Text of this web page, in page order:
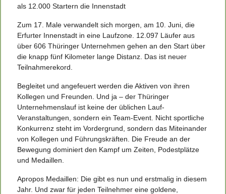
als 12.000 Startern die Innenstadt
Zum 17. Male verwandelt sich morgen, am 10. Juni, die
Erfurter Innenstadt in eine Laufzone. 12.097 Läufer aus
über 606 Thüringer Unternehmen gehen an den Start über
die knapp fünf Kilometer lange Distanz. Das ist neuer
Teilnahmerekord.
Begleitet und angefeuert werden die Aktiven von ihren
Kollegen und Freunden. Und ja – der Thüringer
Unternehmenslauf ist keine der üblichen Lauf-
Veranstaltungen, sondern ein Team-Event. Nicht sportliche
Konkurrenz steht im Vordergrund, sondern das Miteinander
von Kollegen und Führungskräften. Die Freude an der
Bewegung dominiert den Kampf um Zeiten, Podestplätze
und Medaillen.
Apropos Medaillen: Die gibt es nun und erstmalig in diesem
Jahr. Und zwar für jeden Teilnehmer eine goldene,